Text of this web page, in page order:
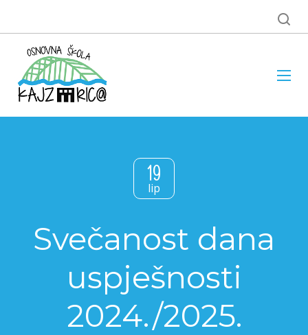
19
lip
Svečanost dana
uspješnosti
2024./2025.